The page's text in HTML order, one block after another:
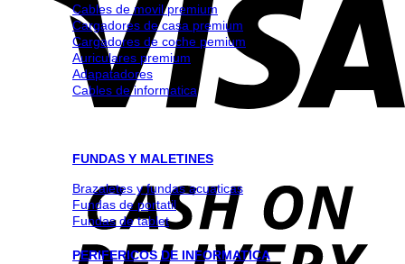
Cables de movil premium
Cargadores de casa premium
Cargadores de coche pemium
Auriculares premium
Adapatadores
Cables de informatica
FUNDAS Y MALETINES
Brazaletes y fundas acuaticas
Fundas de portatil
Fundas de tablet
PERIFERICOS DE INFORMATICA